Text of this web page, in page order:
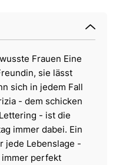
Frauen Eine
sie lässt
sich in jedem Fall
- dem schicken
- ist die
immer dabei. Ein
jede Lebenslage -
immer perfekt